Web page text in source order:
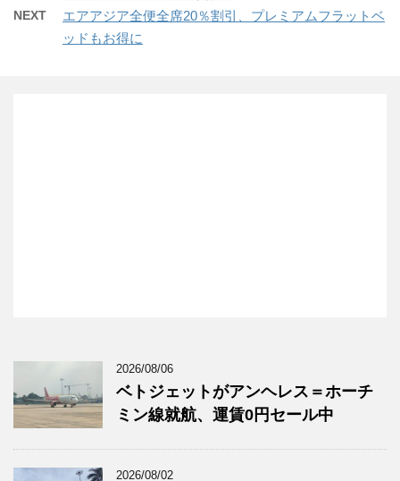
NEXT
エアアジア全便全席20％割引、プレミアムフラットベ
ッドもお得に
2026/08/06
ベトジェットがアンヘレス＝ホーチ
ミン線就航、運賃0円セール中
2026/08/02